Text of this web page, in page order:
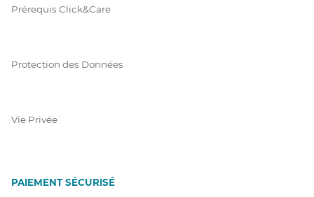
Prérequis Click&Care
Protection des Données
Vie Privée
PAIEMENT SÉCURISÉ